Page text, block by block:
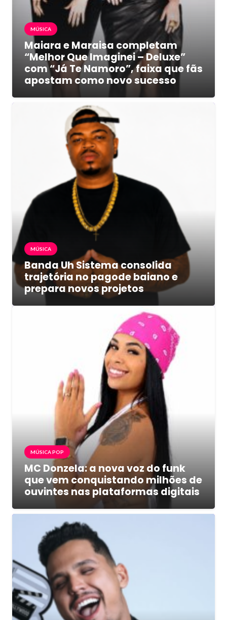
MÚSICA
Maiara e Maraisa completam
“Melhor Que Imaginei – Deluxe”
com “Já Te Namoro”, faixa que fãs
apostam como novo sucesso
MÚSICA
Banda Uh Sistema consolida
trajetória no pagode baiano e
prepara novos projetos
MÚSICA POP
MC Donzela: a nova voz do funk
que vem conquistando milhões de
ouvintes nas plataformas digitais